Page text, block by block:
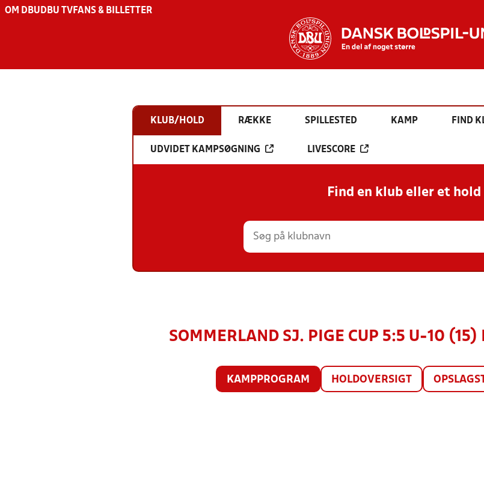
OM DBU DBU TV FANS & BILLETTER
KLUB/HOLD RÆKKE SPILLESTED KAMP FIND
UDVIDET KAMPSØGNING LIVESCORE
Find en klub eller et hold
SOMMERLAND SJ. PIGE CUP 5:5 U-10
KAMPPROGRAM HOLDOVERSIGT